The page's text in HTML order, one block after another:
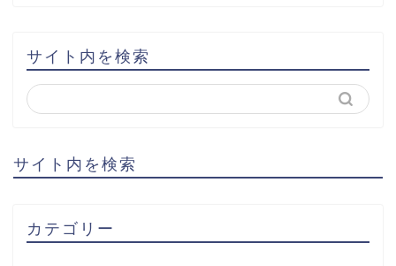
サイト内を検索
サイト内を検索
カテゴリー